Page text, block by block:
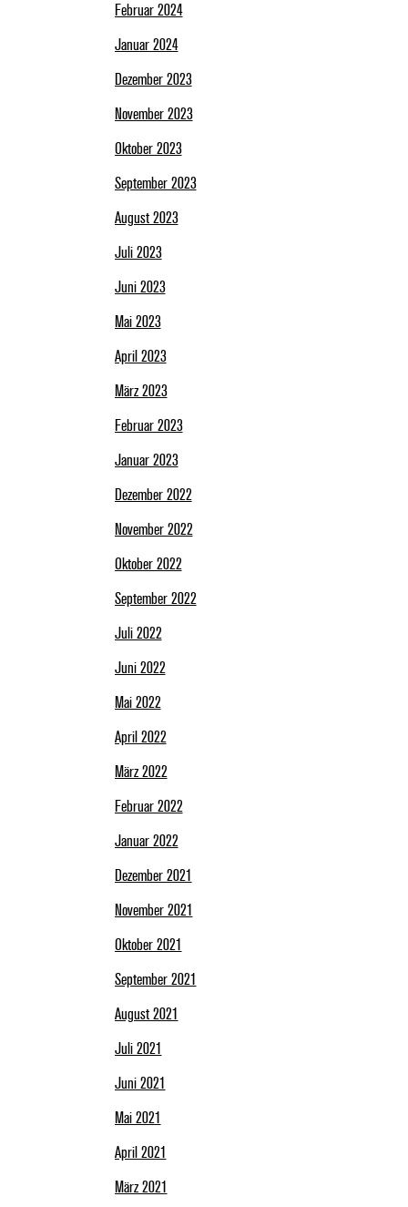
Februar 2024
Januar 2024
Dezember 2023
November 2023
Oktober 2023
September 2023
August 2023
Juli 2023
Juni 2023
Mai 2023
April 2023
März 2023
Februar 2023
Januar 2023
Dezember 2022
November 2022
Oktober 2022
September 2022
Juli 2022
Juni 2022
Mai 2022
April 2022
März 2022
Februar 2022
Januar 2022
Dezember 2021
November 2021
Oktober 2021
September 2021
August 2021
Juli 2021
Juni 2021
Mai 2021
April 2021
März 2021